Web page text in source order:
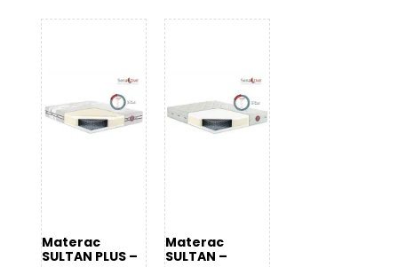
119 zł
Materac
SULTAN PLUS –
Materac
SULTAN –